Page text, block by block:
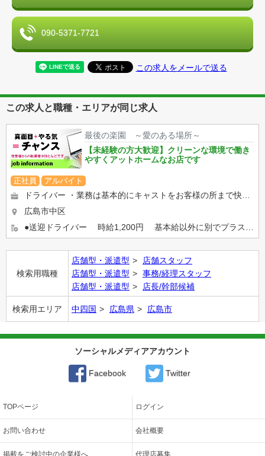
090-5371-7721
この求人をメールで送る
この求人と職種・エリアが同じ求人
最後の楽園 ～愛のある場所～
【未経験の方大歓迎】クリーンな環境で働き
やすくアットホームなお店です
正社員 アルバイト
広島市中区
検索用職種
店舗型・派遣型
店舗スタッフ
店舗型・派遣型
事務/経理スタッフ
店舗型・派遣型
店長/幹部候補
検索用エリア 中四国 広島県 広島市
ソーシャルメディアアカウント
Facebook Twitter
TOPページ ログイン
お問い合わせ 会社概要
掲載をご検討中の企業様へ 代理店募集